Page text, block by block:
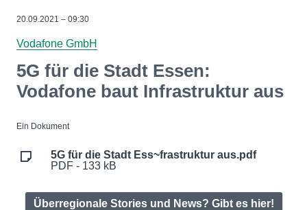
20.09.2021 – 09:30
Vodafone GmbH
5G für die Stadt Essen:
Vodafone baut Infrastruktur aus
Ein Dokument
5G für die Stadt Ess~frastruktur aus.pdf
PDF - 133 kB
Überregionale Stories und News? Gibt es hier!